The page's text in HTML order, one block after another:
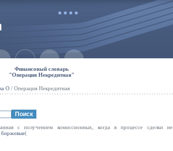
Финансовый словарь
"Операция Некредитная"
О / Операция Некредитная
с получением комиссионных, когда в процессе сделки не
биржевые(